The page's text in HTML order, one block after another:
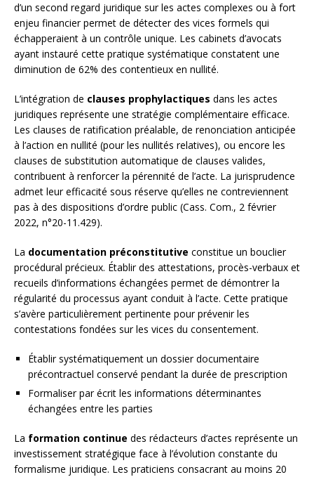
d’un second regard juridique sur les actes complexes ou à fort
enjeu financier permet de détecter des vices formels qui
échapperaient à un contrôle unique. Les cabinets d’avocats
ayant instauré cette pratique systématique constatent une
diminution de 62% des contentieux en nullité.
L’intégration de clauses prophylactiques dans les actes
juridiques représente une stratégie complémentaire efficace.
Les clauses de ratification préalable, de renonciation anticipée
à l’action en nullité (pour les nullités relatives), ou encore les
clauses de substitution automatique de clauses valides,
contribuent à renforcer la pérennité de l’acte. La jurisprudence
admet leur efficacité sous réserve qu’elles ne contreviennent
pas à des dispositions d’ordre public (Cass. Com., 2 février
2022, n°20-11.429).
La documentation préconstitutive constitue un bouclier
procédural précieux. Établir des attestations, procès-verbaux et
recueils d’informations échangées permet de démontrer la
régularité du processus ayant conduit à l’acte. Cette pratique
s’avère particulièrement pertinente pour prévenir les
contestations fondées sur les vices du consentement.
Établir systématiquement un dossier documentaire
précontractuel conservé pendant la durée de prescription
Formaliser par écrit les informations déterminantes
échangées entre les parties
La formation continue des rédacteurs d’actes représente un
investissement stratégique face à l’évolution constante du
formalisme juridique. Les praticiens consacrant au moins 20